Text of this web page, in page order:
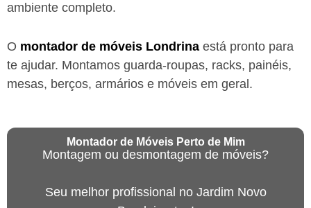
ambiente completo.
O montador de móveis Londrina está pronto para
te ajudar. Montamos guarda-roupas, racks, painéis,
mesas, berços, armários e móveis em geral.
Montador de Móveis Perto de Mim
Montagem ou desmontagem de móveis?
Seu melhor profissional no Jardim Novo